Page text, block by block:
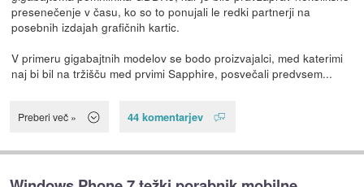
presenečenje v času, ko so to ponujali le redki partnerji na
posebnih izdajah grafičnih kartic.
V primeru gigabajtnih modelov se bodo proizvajalci, med katerimi
naj bi bil na tržišču med prvimi Sapphire, posvečali predvsem...
Preberi več » 44 komentarjev